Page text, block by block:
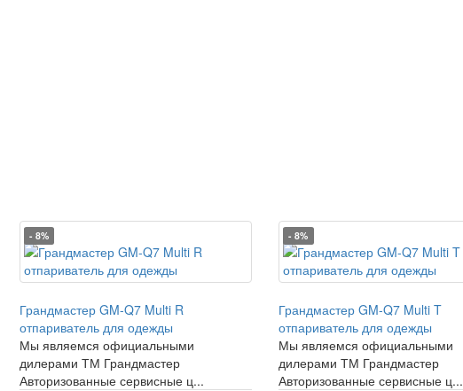
- 8%
Грандмастер GM-Q7 Multi R
отпариватель для одежды
Мы являемся официальными
дилерами ТМ Грандмастер
Авторизованные сервисные ц...
- 8%
Грандмастер GM-Q7 Multi T
отпариватель для одежды
Мы являемся официальными
дилерами ТМ Грандмастер
Авторизованные сервисные ц...